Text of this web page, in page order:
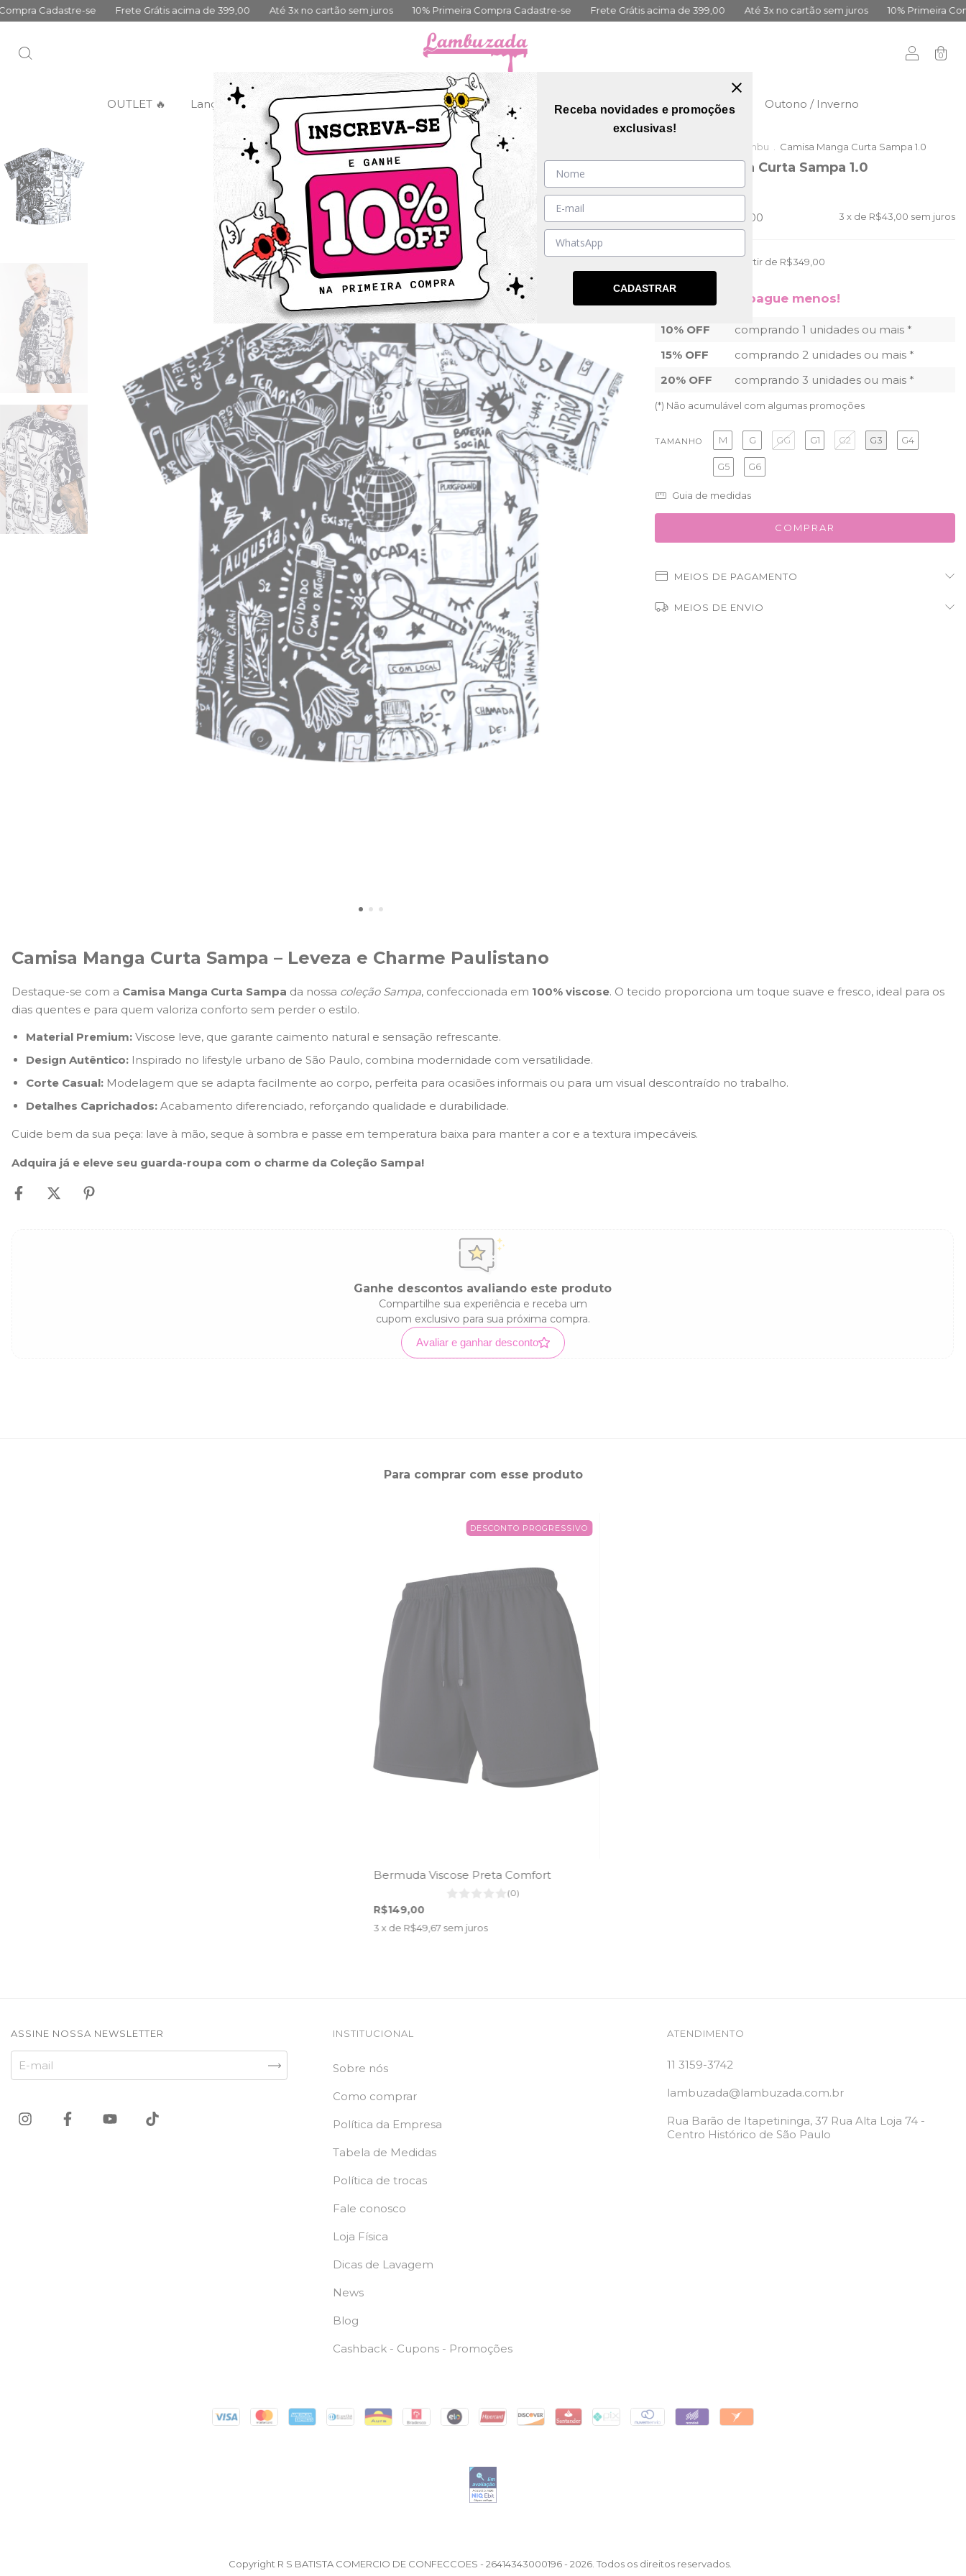
se Frete Grátis acima de 399,00 Até 3x no cartão sem juros 10% Primeira Compra Cadastre-se Frete Grátis acima de 399,00 Até 3x no cartão sem juros 10% Primeira Compra
0
OUTLET 🔥 Lançamentos Categorias Coleções Mais Vendidos Guia de medidas Vai Brasil Outono / Inverno
DESCONTO PROGRESSIVO
Outlet da Lambu Camisa Manga Curta Sampa 1.0
Camisa Manga Curta Sampa 1.0
(0)
R$129,00 3 x de R$43,00 sem juros
a partir de R$349,00
Compre mais, pague menos!
10% OFF
comprando 1 unidades ou mais *
15% OFF
comprando 2 unidades ou mais *
20% OFF
comprando 3 unidades ou mais *
(*) Não acumulável com algumas promoções
TAMANHO M G GG G1 G2 G3 G4
G5 G6
Guia de medidas
MEIOS DE PAGAMENTO
MEIOS DE ENVIO
Camisa Manga Curta Sampa – Leveza e Charme Paulistano
Destaque-se com a Camisa Manga Curta Sampa da nossa coleção Sampa, confeccionada em 100% viscose. O tecido proporciona um toque suave e fresco, ideal para os
dias quentes e para quem valoriza conforto sem perder o estilo.
Material Premium: Viscose leve, que garante caimento natural e sensação refrescante.
Design Autêntico: Inspirado no lifestyle urbano de São Paulo, combina modernidade com versatilidade.
Corte Casual: Modelagem que se adapta facilmente ao corpo, perfeita para ocasiões informais ou para um visual descontraído no trabalho.
Detalhes Caprichados: Acabamento diferenciado, reforçando qualidade e durabilidade.
Cuide bem da sua peça: lave à mão, seque à sombra e passe em temperatura baixa para manter a cor e a textura impecáveis.
Adquira já e eleve seu guarda-roupa com o charme da Coleção Sampa!
Ganhe descontos avaliando este produto
Compartilhe sua experiência e receba um
cupom exclusivo para sua próxima compra.
Avaliar e ganhar desconto
Para comprar com esse produto
DESCONTO PROGRESSIVO
Bermuda Viscose Preta Comfort
(0)
R$149,00
3 x de R$49,67 sem juros
ASSINE NOSSA NEWSLETTER INSTITUCIONAL
Sobre nós
Como comprar
Política da Empresa
Tabela de Medidas
Política de trocas
Fale conosco
Loja Física
Dicas de Lavagem
News
Blog
Cashback - Cupons - Promoções
ATENDIMENTO
11 3159-3742
lambuzada@lambuzada.com.br
Rua Barão de Itapetininga, 37 Rua Alta Loja 74 -
Centro Histórico de São Paulo
Copyright R S BATISTA COMERCIO DE CONFECCOES - 26414343000196 - 2026. Todos os direitos reservados.
Receba novidades e promoções
exclusivas!
CADASTRAR